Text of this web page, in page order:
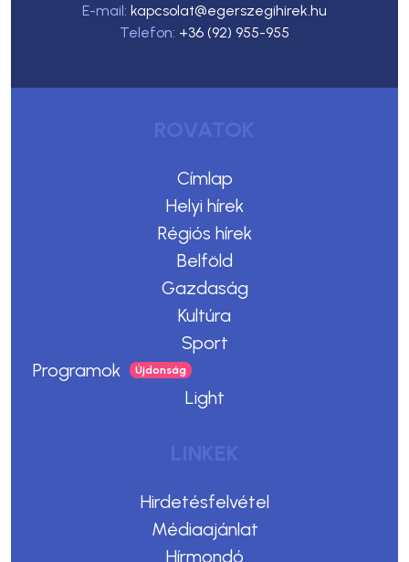
E-mail: kapcsolat@egerszegihirek.hu
Telefon: +36 (92) 955-955
ROVATOK
Címlap
Helyi hírek
Régiós hírek
Belföld
Gazdaság
Kultúra
Sport
Programok
Light
LINKEK
Hirdetésfelvétel
Médiaajánlat
Hírmondó